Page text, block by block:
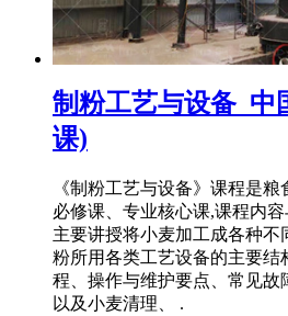
制粉工艺与设备_
课)
《制粉工艺与设备》课程是
必修课、专业核心课,课程内
主要讲授将小麦加工成各种
粉所用各类工艺设备的主要结
程、操作与维护要点、常见故
以及小麦清理、 .